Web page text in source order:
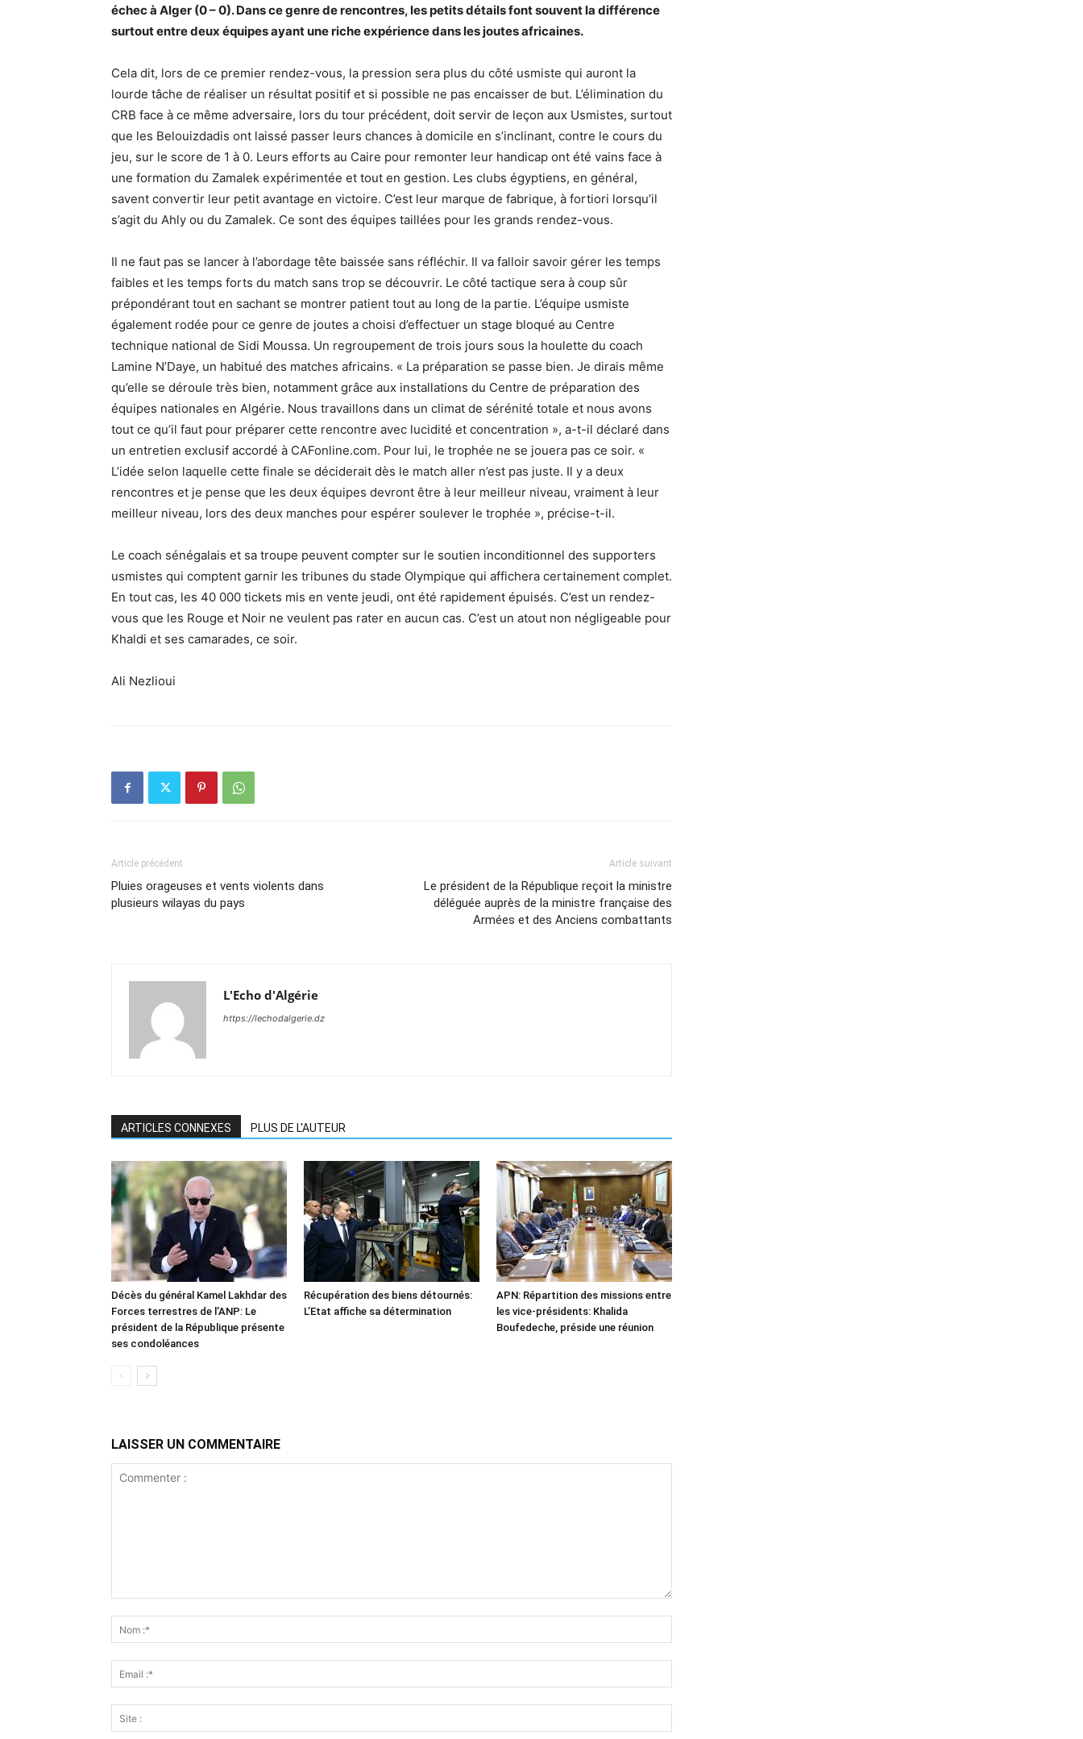
échec à Alger (0 – 0). Dans ce genre de rencontres, les petits détails font souvent la différence
surtout entre deux équipes ayant une riche expérience dans les joutes africaines.
Cela dit, lors de ce premier rendez-vous, la pression sera plus du côté usmiste qui auront la
lourde tâche de réaliser un résultat positif et si possible ne pas encaisser de but. L’élimination du
CRB face à ce même adversaire, lors du tour précédent, doit servir de leçon aux Usmistes, surtout
que les Belouizdadis ont laissé passer leurs chances à domicile en s’inclinant, contre le cours du
jeu, sur le score de 1 à 0. Leurs efforts au Caire pour remonter leur handicap ont été vains face à
une formation du Zamalek expérimentée et tout en gestion. Les clubs égyptiens, en général,
savent convertir leur petit avantage en victoire. C’est leur marque de fabrique, à fortiori lorsqu’il
s’agit du Ahly ou du Zamalek. Ce sont des équipes taillées pour les grands rendez-vous.
Il ne faut pas se lancer à l’abordage tête baissée sans réfléchir. Il va falloir savoir gérer les temps
faibles et les temps forts du match sans trop se découvrir. Le côté tactique sera à coup sûr
prépondérant tout en sachant se montrer patient tout au long de la partie. L’équipe usmiste
également rodée pour ce genre de joutes a choisi d’effectuer un stage bloqué au Centre
technique national de Sidi Moussa. Un regroupement de trois jours sous la houlette du coach
Lamine N’Daye, un habitué des matches africains. « La préparation se passe bien. Je dirais même
qu’elle se déroule très bien, notamment grâce aux installations du Centre de préparation des
équipes nationales en Algérie. Nous travaillons dans un climat de sérénité totale et nous avons
tout ce qu’il faut pour préparer cette rencontre avec lucidité et concentration », a-t-il déclaré dans
un entretien exclusif accordé à CAFonline.com. Pour lui, le trophée ne se jouera pas ce soir. «
L’idée selon laquelle cette finale se déciderait dès le match aller n’est pas juste. Il y a deux
rencontres et je pense que les deux équipes devront être à leur meilleur niveau, vraiment à leur
meilleur niveau, lors des deux manches pour espérer soulever le trophée », précise-t-il.
Le coach sénégalais et sa troupe peuvent compter sur le soutien inconditionnel des supporters
usmistes qui comptent garnir les tribunes du stade Olympique qui affichera certainement complet.
En tout cas, les 40 000 tickets mis en vente jeudi, ont été rapidement épuisés. C’est un rendez-
vous que les Rouge et Noir ne veulent pas rater en aucun cas. C’est un atout non négligeable pour
Khaldi et ses camarades, ce soir.
Ali Nezlioui
Article précédent
Pluies orageuses et vents violents dans
plusieurs wilayas du pays
Article suivant
Le président de la République reçoit la ministre
déléguée auprès de la ministre française des
Armées et des Anciens combattants
L'Echo d'Algérie
https://lechodalgerie.dz
ARTICLES CONNEXES PLUS DE L'AUTEUR
Décès du général Kamel Lakhdar des
Forces terrestres de l’ANP: Le
président de la République présente
ses condoléances
Récupération des biens détournés:
L’Etat affiche sa détermination
APN: Répartition des missions entre
les vice-présidents: Khalida
Boufedeche, préside une réunion
LAISSER UN COMMENTAIRE